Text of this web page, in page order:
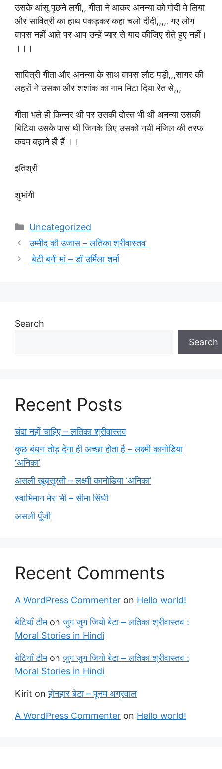
उसके आंसू पूछने लगी,, गीता ने आकर अनन्या को गोदी मे लिया
और सावित्री का हाथ पकड़कर कहा चलो दीदी,,,,, गए लोग
वापस नहीं आते पर आप उन्हें प्यार से याद कीजिए रोते हुए नहीं।
।।।
सावित्री गीता और अनन्या के साथ वापस लौट पड़ी,,,सागर की
लहरों ने उसका और शशांक का नाम मिटा दिया रेत से,,,
गीता भले ही किन्नर थी पर उसकी दोस्त भी थी अनन्या उसकी
बिटिया उसके पास थी जिनके लिए उसको नयी मंजिल की तरफ
कदम बढ़ाने ही हैं ।।
इतिश्री
शुभांगी
Categories
Uncategorized
उम्मीद की उजास – लतिका श्रीवास्तव
बेटी बनी मां – डॉ उर्मिला शर्मा
Search
Search
Recent Posts
चंदा नहीं चाहिए – लतिका श्रीवास्तव
कुछ बंधन तोड़ देना ही अच्छा होता है – लक्ष्मी कानोडिया
‘अनिका’
असली खूबसूरती – लक्ष्मी कानोडिया ‘अनिका’
स्वाभिमान मेरा भी – सीमा सिंघी
असली पूँजी
Recent Comments
A WordPress Commenter on Hello world!
बेटियाँ टीमonजुग जुग जियो बेटा – लतिका श्रीवास्तव :
Moral Stories in Hindi
बेटियाँ टीमonजुग जुग जियो बेटा – लतिका श्रीवास्तव :
Moral Stories in Hindi
Kirit onहोनहार बेटा – पूनम अग्रवाल
A WordPress Commenter on Hello world!